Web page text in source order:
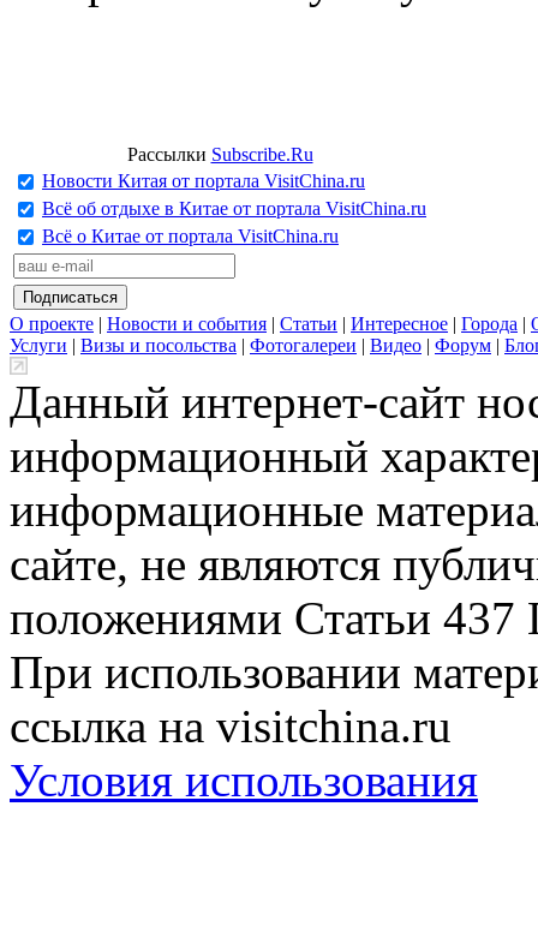
Рассылки Subscribe.Ru
Новости Китая от портала VisitChina.ru
Всё об отдыхе в Китае от портала VisitChina.ru
Всё о Китае от портала VisitChina.ru
О проекте | Новости и события | Статьи | Интересное | Города |
Услуги | Визы и посольства | Фотогалереи | Видео | Форум |
Данный интернет-сайт
информационный
информационные
сайте, не являются
положениями Статьи 437
При использовании
ссылка на visitchina.ru
Условия использования